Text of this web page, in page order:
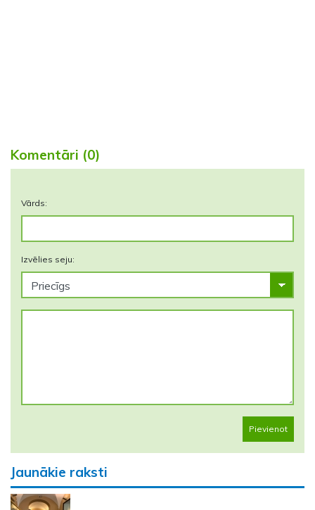
Komentāri (0)
Vārds:
Izvēlies seju:
Pievienot
Jaunākie raksti